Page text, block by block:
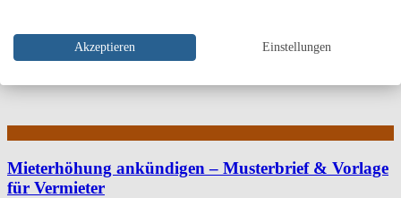
Mieterhöhung ankündigen – Musterbrief & Vorlage
für Vermieter
Akzeptieren Einstellungen